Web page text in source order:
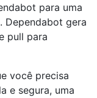
para uma
Dependabot gera
pull para
você precisa
e segura, uma